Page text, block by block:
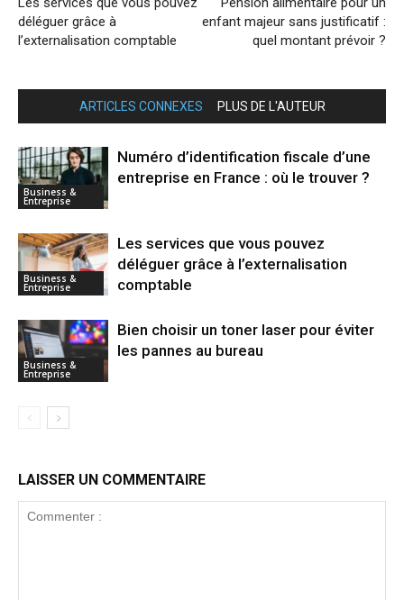
déléguer grâce à
l’externalisation comptable
enfant majeur sans justificatif :
quel montant prévoir ?
ARTICLES CONNEXES PLUS DE L'AUTEUR
Business &
Entreprise
Numéro d’identification fiscale d’une
entreprise en France : où le trouver ?
Business &
Entreprise
Les services que vous pouvez
déléguer grâce à l’externalisation
comptable
Business &
Entreprise
Bien choisir un toner laser pour éviter
les pannes au bureau
LAISSER UN COMMENTAIRE